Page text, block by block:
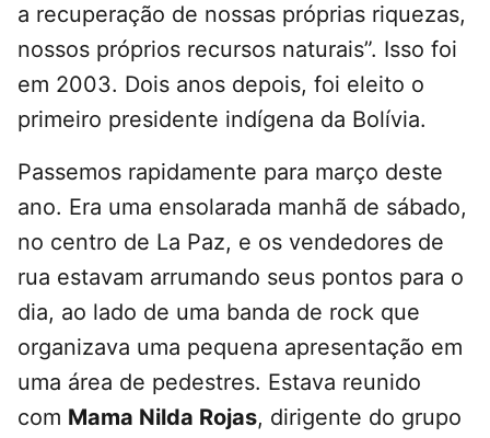
a recuperação de nossas próprias riquezas,
nossos próprios recursos naturais”. Isso foi
em 2003. Dois anos depois, foi eleito o
primeiro presidente indígena da Bolívia.
Passemos rapidamente para março deste
ano. Era uma ensolarada manhã de sábado,
no centro de La Paz, e os vendedores de
rua estavam arrumando seus pontos para o
dia, ao lado de uma banda de rock que
organizava uma pequena apresentação em
uma área de pedestres. Estava reunido
com Mama Nilda Rojas, dirigente do grupo